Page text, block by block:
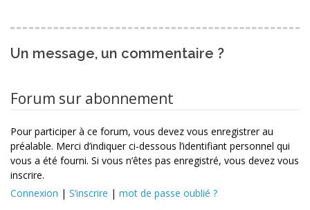
Un message, un commentaire ?
Forum sur abonnement
Pour participer à ce forum, vous devez vous enregistrer au
préalable. Merci d’indiquer ci-dessous l’identifiant personnel qui
vous a été fourni. Si vous n’êtes pas enregistré, vous devez vous
inscrire.
Connexion | S’inscrire | mot de passe oublié ?